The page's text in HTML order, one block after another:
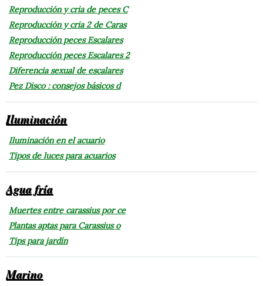
Reproducción y cria de peces C
Reproducción y cria 2 de Caras
Reproducción peces Escalares
Reproducción peces Escalares 2
Diferencia sexual de escalares
Pez Disco : consejos básicos d
Iluminación
Iluminación en el acuario
Tipos de luces para acuarios
Agua fría
Muertes entre carassius por ce
Plantas aptas para Carassius o
Tips para jardín
Marino